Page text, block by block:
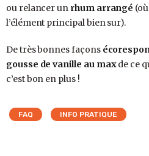
ou relancer un rhum arrangé
l’élément principal bien sur).
De très bonnes façons
gousse de vanille au maxde ce
c’est bon en plus !
FAQ INFO PRATIQUE